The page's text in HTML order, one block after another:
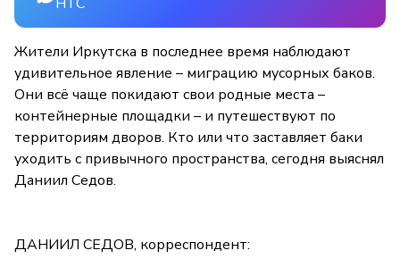
Жители Иркутска в последнее время наблюдают
удивительное явление – миграцию мусорных баков.
Они всё чаще покидают свои родные места –
контейнерные площадки – и путешествуют по
территориям дворов. Кто или что заставляет баки
уходить с привычного пространства, сегодня выяснял
Даниил Седов.
ДАНИИЛ СЕДОВ, корреспондент: